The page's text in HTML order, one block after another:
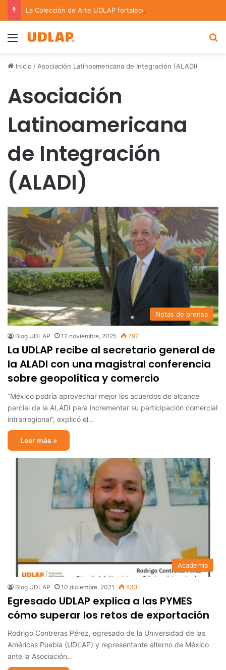
Menu
Inicio / Asociación Latinoamericana de Integración (ALADI)
Asociación
Latinoamericana
de Integración
(ALADI)
Notas de prensa
Blog UDLAP 12 noviembre, 2025 792
La UDLAP recibe al secretario general de
la ALADI con una magistral conferencia
sobre geopolítica y comercio
“México podría aprovechar mejor los acuerdos de alcance
parcial de la ALADI para incrementar su participación comercial
intrarregional”, explicó el…
Leer más »
Academia
Blog UDLAP 10 diciembre, 2021 833
Egresado UDLAP explica a las PYMES
cómo superar los retos de exportación
Rodrigo Contreras Pérez, egresado de la Universidad de las
Américas Puebla (UDLAP) y representante alterno de México
ante la Asociación…